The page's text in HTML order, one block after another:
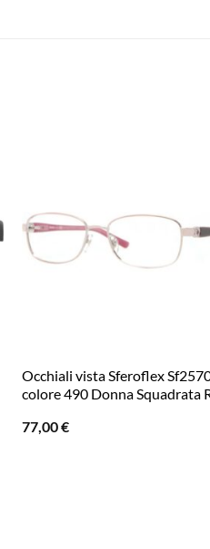
Occhiali vista Sferoflex
colore 490 Donna Squadrata
77,00€